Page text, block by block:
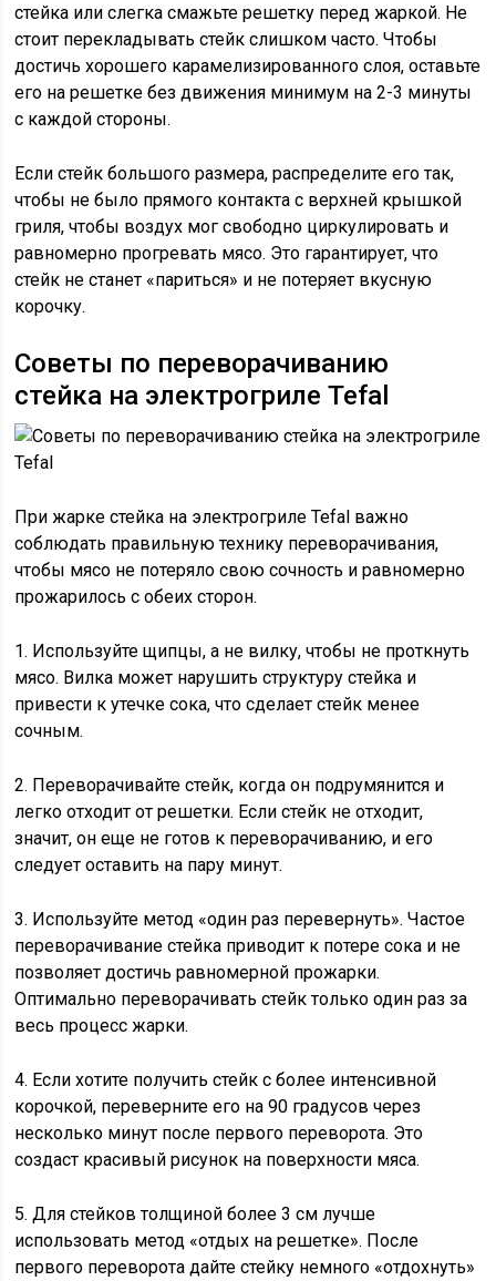
стейка или слегка смажьте решетку перед жаркой. Не
стоит перекладывать стейк слишком часто. Чтобы
достичь хорошего карамелизированного слоя, оставьте
его на решетке без движения минимум на 2-3 минуты
с каждой стороны.
Если стейк большого размера, распределите его так,
чтобы не было прямого контакта с верхней крышкой
гриля, чтобы воздух мог свободно циркулировать и
равномерно прогревать мясо. Это гарантирует, что
стейк не станет «париться» и не потеряет вкусную
корочку.
Советы по переворачиванию
стейка на электрогриле Tefal
При жарке стейка на электрогриле Tefal важно
соблюдать правильную технику переворачивания,
чтобы мясо не потеряло свою сочность и равномерно
прожарилось с обеих сторон.
1. Используйте щипцы, а не вилку, чтобы не проткнуть
мясо. Вилка может нарушить структуру стейка и
привести к утечке сока, что сделает стейк менее
сочным.
2. Переворачивайте стейк, когда он подрумянится и
легко отходит от решетки. Если стейк не отходит,
значит, он еще не готов к переворачиванию, и его
следует оставить на пару минут.
3. Используйте метод «один раз перевернуть». Частое
переворачивание стейка приводит к потере сока и не
позволяет достичь равномерной прожарки.
Оптимально переворачивать стейк только один раз за
весь процесс жарки.
4. Если хотите получить стейк с более интенсивной
корочкой, переверните его на 90 градусов через
несколько минут после первого переворота. Это
создаст красивый рисунок на поверхности мяса.
5. Для стейков толщиной более 3 см лучше
использовать метод «отдых на решетке». После
первого переворота дайте стейку немного «отдохнуть»